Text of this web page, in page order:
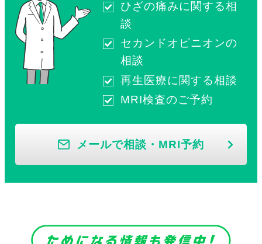
ひざの痛みに関する相
談
セカンドオピニオンの
相談
再生医療に関する相談
MRI検査のご予約
メールで相談・MRI予約